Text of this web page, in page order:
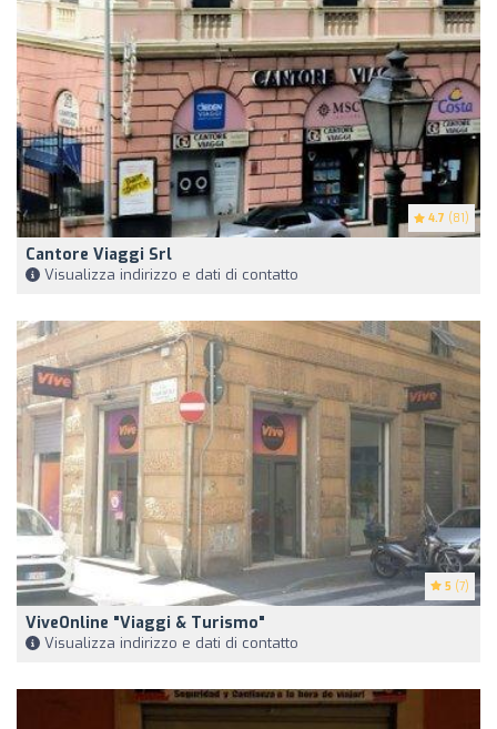
4.7 (81)
Cantore Viaggi Srl
Visualizza indirizzo e dati di contatto
5 (7)
ViveOnline "Viaggi & Turismo"
Visualizza indirizzo e dati di contatto